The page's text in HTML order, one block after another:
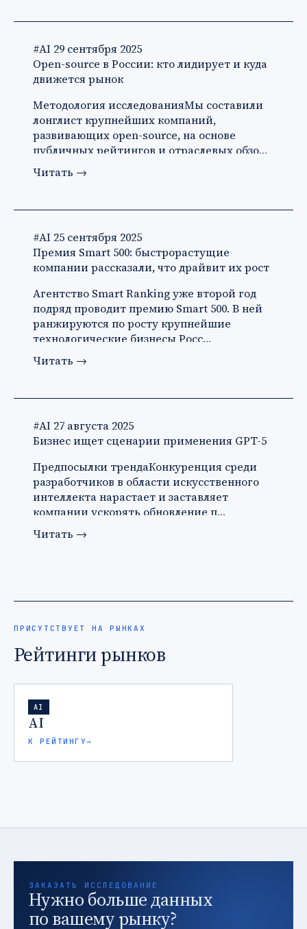
#AI 29 сентября 2025
Open-source в России: кто лидирует и куда
движется рынок
Методология исследованияМы составили
лонглист крупнейших компаний,
развивающих open-source, на основе
публичных рейтингов и отраслевых обзо…
Читать →
#AI 25 сентября 2025
Премия Smart 500: быстрорастущие
компании рассказали, что драйвит их рост
Агентство Smart Ranking уже второй год
подряд проводит премию Smart 500. В ней
ранжируются по росту крупнейшие
технологические бизнесы Росс…
Читать →
#AI 27 августа 2025
Бизнес ищет сценарии применения GPT-5
Предпосылки трендаКонкуренция среди
разработчиков в области искусственного
интеллекта нарастает и заставляет
компании ускорять обновление п…
Читать →
ПРИСУТСТВУЕТ НА РЫНКАХ
Рейтинги рынков
AI
AI
К РЕЙТИНГУ→
ЗАКАЗАТЬ ИССЛЕДОВАНИЕ
Нужно больше данных
по вашему рынку?